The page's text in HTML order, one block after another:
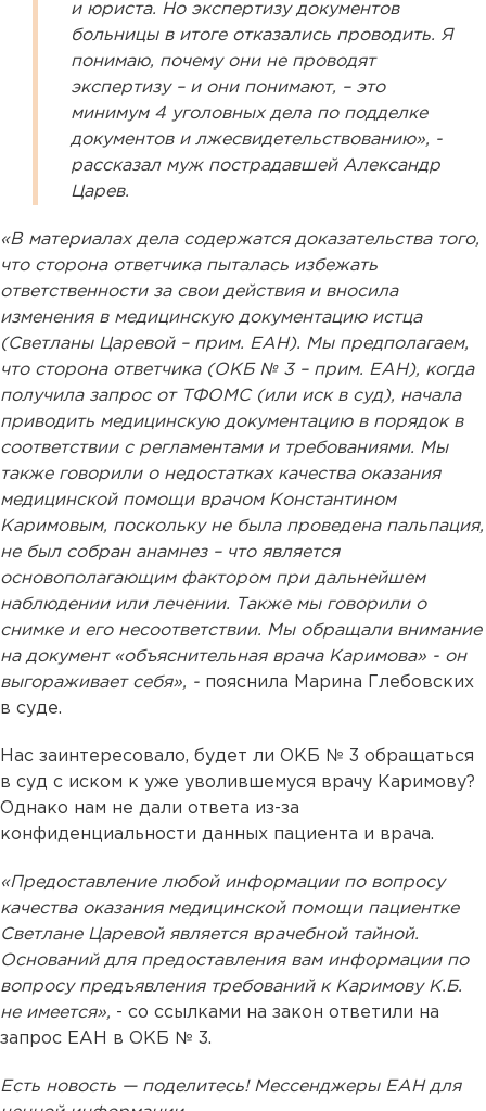
и юриста. Но экспертизу документов
больницы в итоге отказались проводить. Я
понимаю, почему они не проводят
экспертизу – и они понимают, – это
минимум 4 уголовных дела по подделке
документов и лжесвидетельствованию», -
рассказал муж пострадавшей Александр
Царев.
«В материалах дела содержатся доказательства того,
что сторона ответчика пыталась избежать
ответственности за свои действия и вносила
изменения в медицинскую документацию истца
(Светланы Царевой – прим. ЕАН). Мы предполагаем,
что сторона ответчика (ОКБ № 3 – прим. ЕАН), когда
получила запрос от ТФОМС (или иск в суд), начала
приводить медицинскую документацию в порядок в
соответствии с регламентами и требованиями. Мы
также говорили о недостатках качества оказания
медицинской помощи врачом Константином
Каримовым, поскольку не была проведена пальпация,
не был собран анамнез – что является
основополагающим фактором при дальнейшем
наблюдении или лечении. Также мы говорили о
снимке и его несоответствии. Мы обращали внимание
на документ «объяснительная врача Каримова» - он
выгораживает себя», - пояснила Марина Глебовских
в суде.
Нас заинтересовало, будет ли ОКБ № 3 обращаться
в суд с иском к уже уволившемуся врачу Каримову?
Однако нам не дали ответа из-за
конфиденциальности данных пациента и врача.
«Предоставление любой информации по вопросу
качества оказания медицинской помощи пациентке
Светлане Царевой является врачебной тайной.
Оснований для предоставления вам информации по
вопросу предъявления требований к Каримову К.Б.
не имеется», - со ссылками на закон ответили на
запрос ЕАН в ОКБ № 3.
Есть новость — поделитесь! Мессенджеры ЕАН для